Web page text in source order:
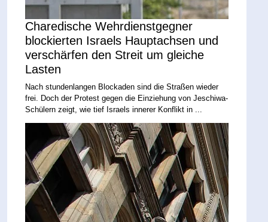
Charedische Wehrdienstgegner
blockierten Israels Hauptachsen und
verschärfen den Streit um gleiche
Lasten
Nach stundenlangen Blockaden sind die Straßen wieder
frei. Doch der Protest gegen die Einziehung von Jeschiwa-
Schülern zeigt, wie tief Israels innerer Konflikt in ...